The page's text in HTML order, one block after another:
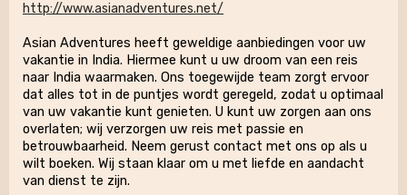
http://www.asianadventures.net/
Asian Adventures heeft geweldige aanbiedingen voor uw
vakantie in India. Hiermee kunt u uw droom van een reis
naar India waarmaken. Ons toegewijde team zorgt ervoor
dat alles tot in de puntjes wordt geregeld, zodat u optimaal
van uw vakantie kunt genieten. U kunt uw zorgen aan ons
overlaten; wij verzorgen uw reis met passie en
betrouwbaarheid. Neem gerust contact met ons op als u
wilt boeken. Wij staan ​​klaar om u met liefde en aandacht
van dienst te zijn.